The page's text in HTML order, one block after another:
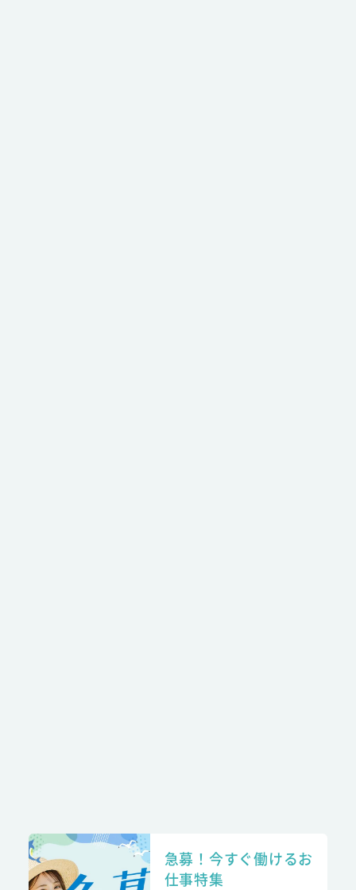
急募！今すぐ働けるお
仕事特集